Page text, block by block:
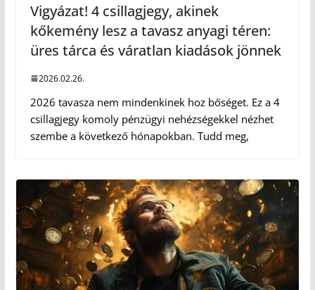
Vigyázat! 4 csillagjegy, akinek
kőkemény lesz a tavasz anyagi téren:
üres tárca és váratlan kiadások jönnek
2026.02.26.
2026 tavasza nem mindenkinek hoz bőséget. Ez a 4
csillagjegy komoly pénzügyi nehézségekkel nézhet
szembe a következő hónapokban. Tudd meg,